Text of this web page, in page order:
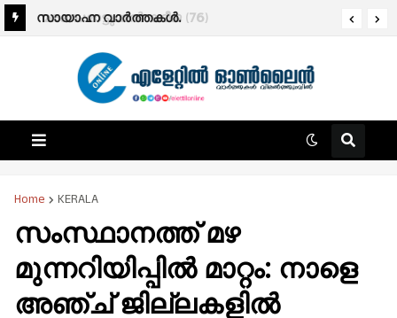
സായാഹ്ന വാര്‍ത്തകള്‍.
മരണം:മാട്ടുമ്മൽ കദീജ (76)
Home KERALA
സംസ്ഥാനത്ത് മഴ
മുന്നറിയിപ്പില്‍ മാറ്റം: നാളെ
അഞ്ച് ജില്ലകളില്‍